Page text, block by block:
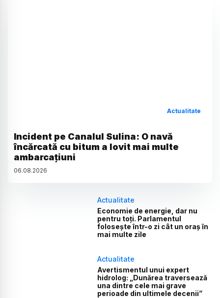
Actualitate
Incident pe Canalul Sulina: O navă
încărcată cu bitum a lovit mai multe
ambarcațiuni
06.08.2026
Actualitate
Economie de energie, dar nu
pentru toți. Parlamentul
folosește într-o zi cât un oraș în
mai multe zile
Actualitate
Avertismentul unui expert
hidrolog: „Dunărea traversează
una dintre cele mai grave
perioade din ultimele decenii”